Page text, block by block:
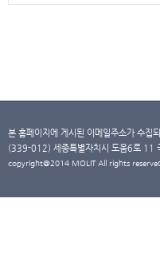
본 홈페이지에 게시된 이메일주소가 수집
(339-012) 세종특별자치시 도움6로
copyright@2014 MOLIT All rights